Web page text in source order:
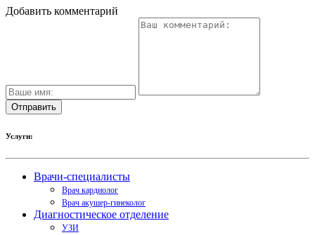
Добавить комментарий
Услуги:
Врачи-специалисты
Врач кардиолог
Врач акушер-гинеколог
Диагностическое отделение
УЗИ